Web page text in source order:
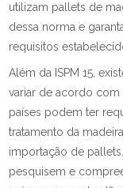
utilizam pallets de
dessa norma e
requisitos
Além da ISPM 15,
variar de acordo
países podem ter
tratamento da
importação de
pesquisem e